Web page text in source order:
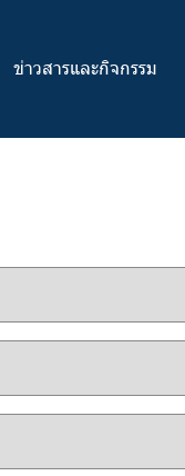
ข่าวสารและกิจกรรม